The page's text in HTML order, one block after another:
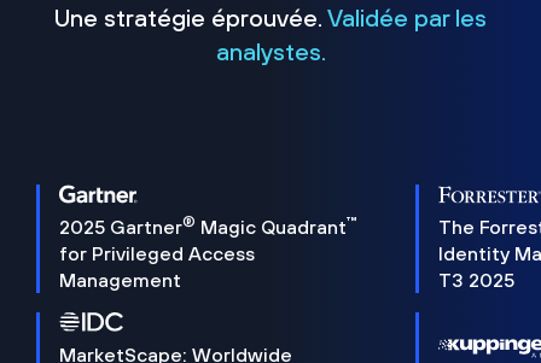
Une stratégie éprouvée. Validée par les
analystes.
2025 Gartner® Magic Quadrant™
for Privileged Access
Management
The
Identity
T3 2025
MarketScape: Worldwide